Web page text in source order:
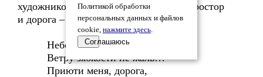
художником Слова. Русская земля - простор
и дорога – вот его учителя:
Небо немо и ширОко,
Ветру зябкости не жаль…
Приюти меня, дорога,
Политикой обработки
персональных данных и файлов
cookie, нажмите здесь.
Соглашаюсь